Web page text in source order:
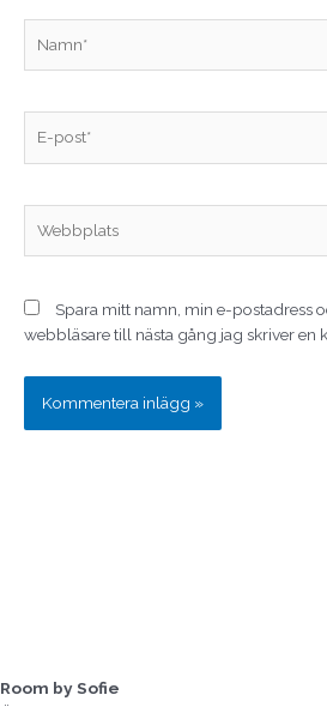
post*
Spara mitt namn, min e-postadress
webbläsare till nästa gång jag skriver en
Room by Sofie